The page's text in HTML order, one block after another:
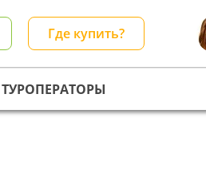
Где купить?
ТУРОПЕРАТОРЫ